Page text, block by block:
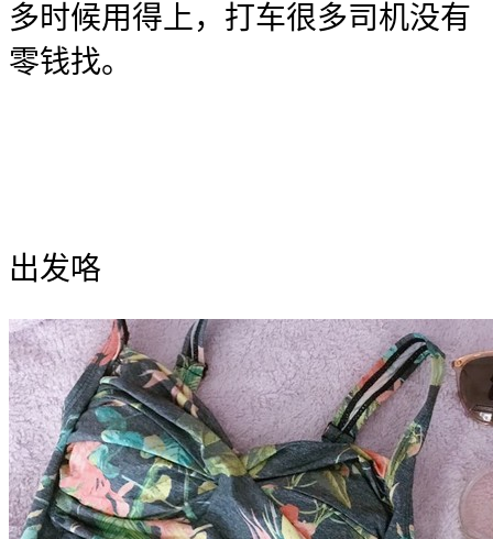
多时候用得上，打车很多司机没有
零钱找。
出发咯